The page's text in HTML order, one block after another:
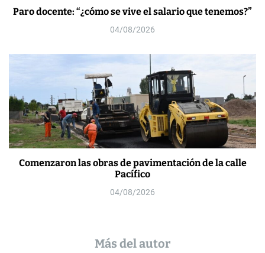
Paro docente: “¿cómo se vive el salario que tenemos?”
04/08/2026
Comenzaron las obras de pavimentación de la calle
Pacífico
04/08/2026
Más del autor